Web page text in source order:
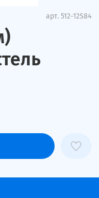
арт. 512-12S84